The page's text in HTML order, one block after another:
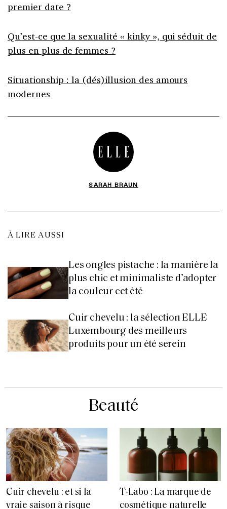
premier date ?
Qu’est-ce que la sexualité « kinky », qui séduit de
plus en plus de femmes ?
Situationship : la (dés)illusion des amours
modernes
SARAH BRAUN
À LIRE AUSSI
Les ongles pistache : la manière la
plus chic et minimaliste d’adopter
la couleur cet été
Cuir chevelu : la sélection ELLE
Luxembourg des meilleurs
produits pour un été serein
Beauté
Cuir chevelu : et si la
vraie saison à risque
T-Labo : La marque de
cosmétique naturelle